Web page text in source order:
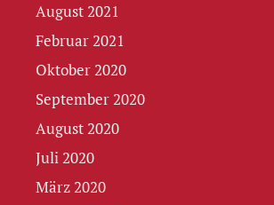
August 2021
Februar 2021
Oktober 2020
September 2020
August 2020
Juli 2020
März 2020